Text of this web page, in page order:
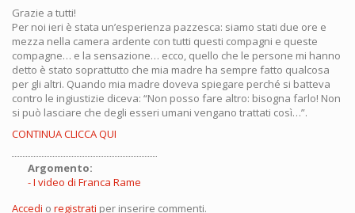
Grazie a tutti!
Per noi ieri è stata un’esperienza pazzesca: siamo stati due ore e
mezza nella camera ardente con tutti questi compagni e queste
compagne… e la sensazione… ecco, quello che le persone mi hanno
detto è stato soprattutto che mia madre ha sempre fatto qualcosa
per gli altri. Quando mia madre doveva spiegare perché si batteva
contro le ingiustizie diceva: “Non posso fare altro: bisogna farlo! Non
si può lasciare che degli esseri umani vengano trattati così…”.
CONTINUA CLICCA QUI
Argomento:
I video di Franca Rame
Accedi o registrati per inserire commenti.